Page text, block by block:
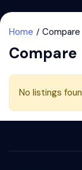
Home Compare
Compare
No listings